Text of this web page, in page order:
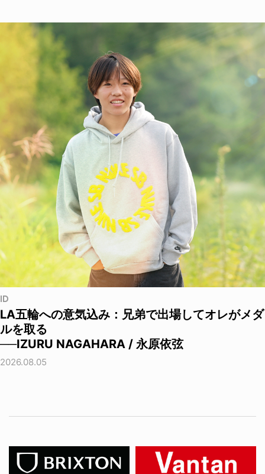
ID
LA五輪への意気込み：兄弟で出場してオレがメダ
ルを取る
──IZURU NAGAHARA / 永原依弦
2026.08.05